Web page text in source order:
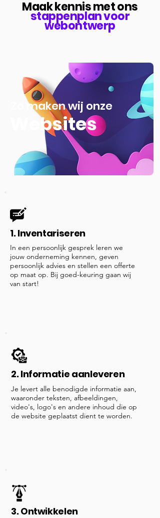
Maak kennis met ons
stappenplan voor
webontwerp
Zo maken wij onze
Websites
1. Inventariseren
In een persoonlijk gesprek leren we
jouw onderneming kennen, geven
persoonlijk advies en stellen een offerte
op maat op. Bij goed-keuring gaan wij
van start!
2. Informatie aanleveren
Je levert alle benodigde informatie aan,
waaronder teksten, afbeeldingen,
video's, logo's en andere inhoud die op
de website geplaatst dient te worden.
3. Ontwikkelen